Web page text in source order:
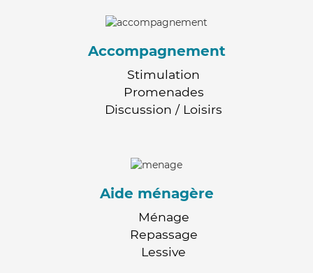
Accompagnement
Stimulation
Promenades
Discussion / Loisirs
Aide ménagère
Ménage
Repassage
Lessive